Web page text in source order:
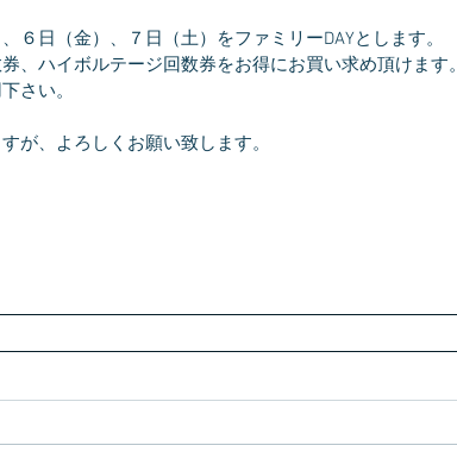
６日（金）、７日（土）をファミリーDAYとします。
、ハイボルテージ回数券をお得にお買い求め頂けます。
さい。
が、よろしくお願い致します。